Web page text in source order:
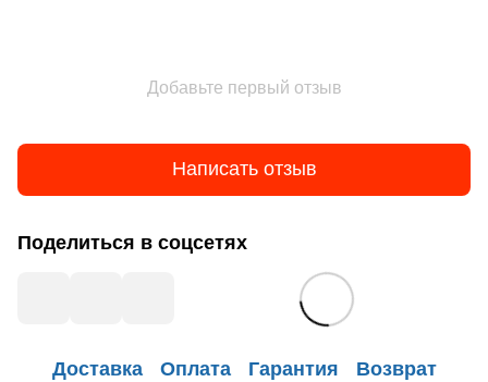
Добавьте первый отзыв
Написать отзыв
Поделиться в соцсетях
Доставка Оплата Гарантия Возврат